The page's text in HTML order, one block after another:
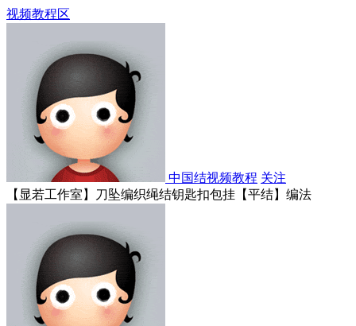
视频教程区
中国结视频教程 关注
【显若工作室】刀坠编织绳结钥匙扣包挂【平结】编法